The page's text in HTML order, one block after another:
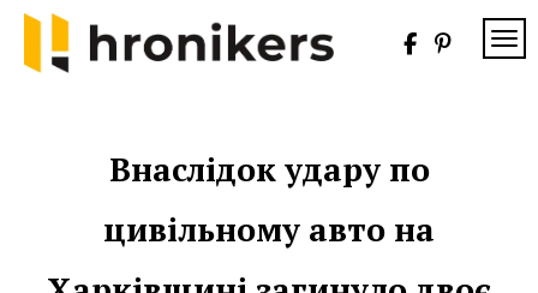
Skip
content
Внаслідок удару по
цивільному авто на